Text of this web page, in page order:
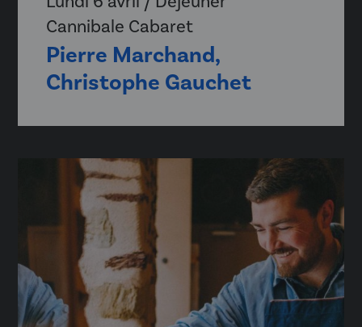
Cannibale Cabaret
Pierre Marchand,
Christophe Gauchet